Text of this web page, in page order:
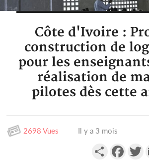
Côte d'Ivoire :
construction de
pour les
réalisation de
pilotes dès cette
2698 Vues Il y a 3 mois
Partager